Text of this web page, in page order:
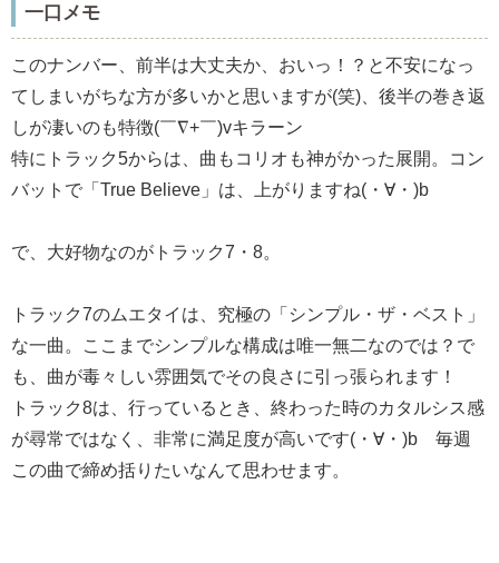
一口メモ
このナンバー、前半は大丈夫か、おいっ！？と不安になっ
てしまいがちな方が多いかと思いますが(笑)、後半の巻き返
しが凄いのも特徴(￣∇+￣)vキラーン
特にトラック5からは、曲もコリオも神がかった展開。コン
バットで「True Believe」は、上がりますね(・∀・)b
で、大好物なのがトラック7・8。
トラック7のムエタイは、究極の「シンプル・ザ・ベスト」
な一曲。ここまでシンプルな構成は唯一無二なのでは？で
も、曲が毒々しい雰囲気でその良さに引っ張られます！
トラック8は、行っているとき、終わった時のカタルシス感
が尋常ではなく、非常に満足度が高いです(・∀・)b 毎週
この曲で締め括りたいなんて思わせます。